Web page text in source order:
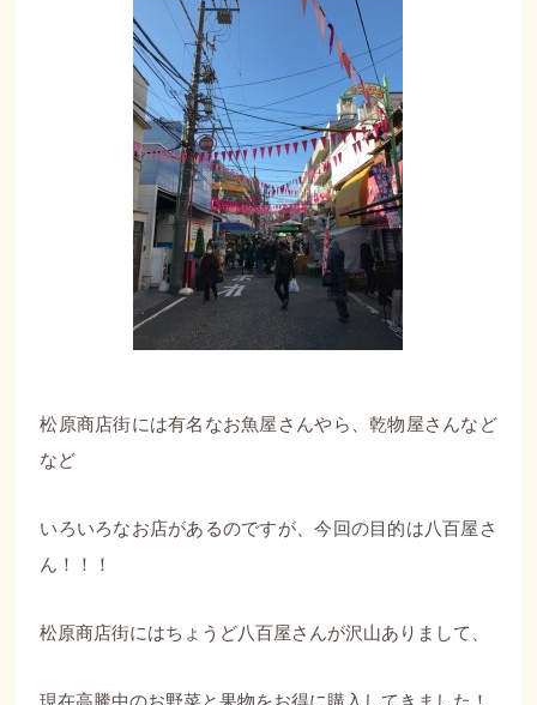
松原商店街には有名なお魚屋さんやら、乾物屋さんなど
など
いろいろなお店があるのですが、今回の目的は八百屋さ
ん！！！
松原商店街にはちょうど八百屋さんが沢山ありまして、
現在高騰中のお野菜と果物をお得に購入してきました！